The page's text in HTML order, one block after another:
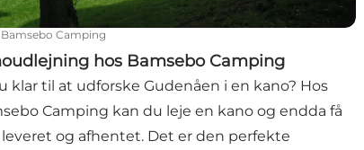
Bamsebo Camping
hos Bamsebo Camping
klar til at udforske Gudenåen i en kano? Hos
Camping kan du leje en kano og endda få
og afhentet. Det er den perfekte